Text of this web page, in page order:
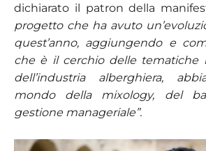
dichiarato il patron della
progetto che ha avuto
quest’anno, aggiungendo e
che è il cerchio delle tematiche
dell’industria alberghiera,
mondo della mixology, del
gestione manageriale”.